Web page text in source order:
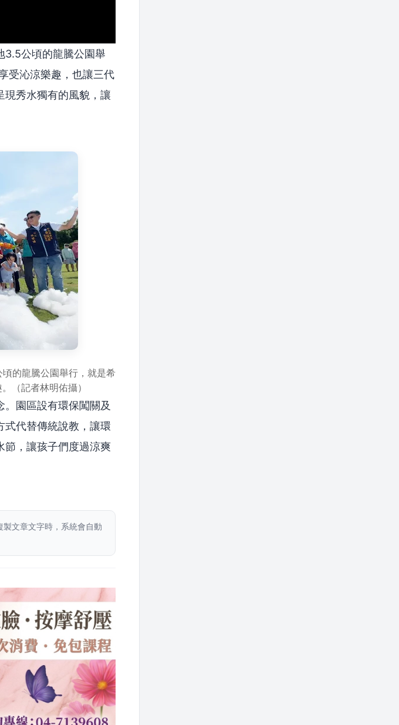
3.5公頃的龍騰公園舉
受沁涼樂趣，也讓三代
現秀水獨有的風貌，讓
的龍騰公園舉行，就是希
（記者林明佑攝）
園區設有環保闖關及
式代替傳統說教，讓環
節，讓孩子們度過涼爽
製文章文字時，系統會自動